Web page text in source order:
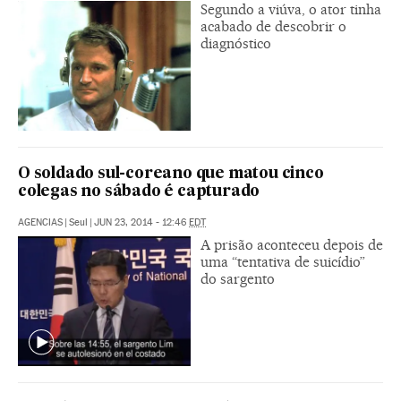
Segundo a viúva, o ator tinha
acabado de descobrir o
diagnóstico
O soldado sul-coreano que matou cinco
colegas no sábado é capturado
AGENCIAS Seul JUN 23, 2014 - 12:46 EDT
A prisão aconteceu depois de
uma “tentativa de suicídio”
do sargento